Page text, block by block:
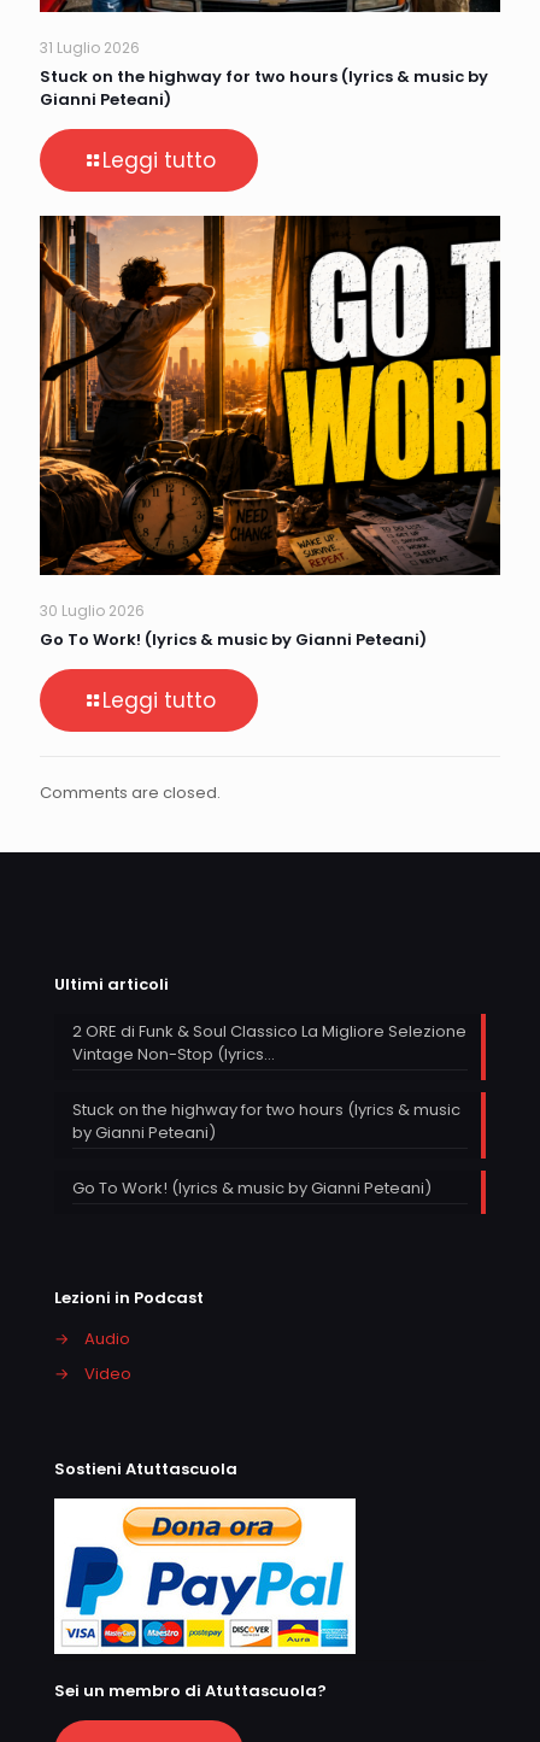
31 Luglio 2026
Stuck on the highway for two hours (lyrics & music by
Gianni Peteani)
Leggi tutto
30 Luglio 2026
Go To Work! (lyrics & music by Gianni Peteani)
Leggi tutto
Comments are closed.
Ultimi articoli
2 ORE di Funk & Soul Classico La Migliore Selezione
Vintage Non-Stop (lyrics…
Stuck on the highway for two hours (lyrics & music
by Gianni Peteani)
Go To Work! (lyrics & music by Gianni Peteani)
Lezioni in Podcast
→
Audio
→
Video
Sostieni Atuttascuola
Sei un membro di Atuttascuola?